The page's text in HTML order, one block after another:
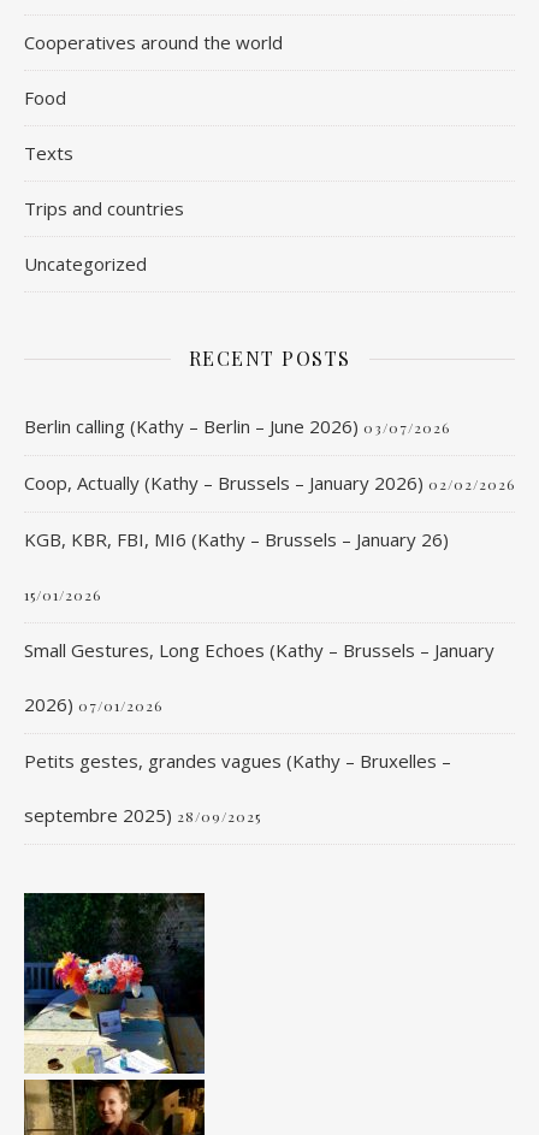
Cooperatives around the world
Food
Texts
Trips and countries
Uncategorized
RECENT POSTS
Berlin calling (Kathy – Berlin – June 2026) 03/07/2026
Coop, Actually (Kathy – Brussels – January 2026) 02/02/2026
KGB, KBR, FBI, MI6 (Kathy – Brussels – January 26)
15/01/2026
Small Gestures, Long Echoes (Kathy – Brussels – January
2026) 07/01/2026
Petits gestes, grandes vagues (Kathy – Bruxelles –
septembre 2025) 28/09/2025